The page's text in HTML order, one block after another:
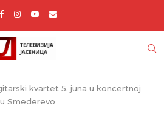
kvartet 5. juna u koncertnoj
Smederevo